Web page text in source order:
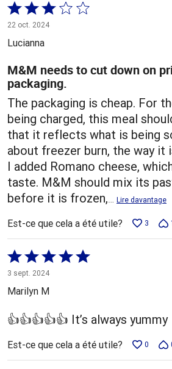
Coté
3 sur
5
22 oct. 2024
Lucianna
M&M needs to cut down on
packaging.
The packaging is cheap. For
being charged, this meal
that it reflects what is being
about freezer burn, the way it
I added Romano cheese,
taste. M&M should mix its
before it is frozen,… Lire davantage
Est-ce que cela a été utile? 3
Coté
5 sur
5
3 sept. 2024
Marilyn M
👍👍👍👍👍 It’s always yummy
Est-ce que cela a été utile? 0